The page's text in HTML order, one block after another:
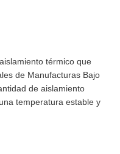
térmico que
de Manufacturas Bajo
de aislamiento
temperatura estable y